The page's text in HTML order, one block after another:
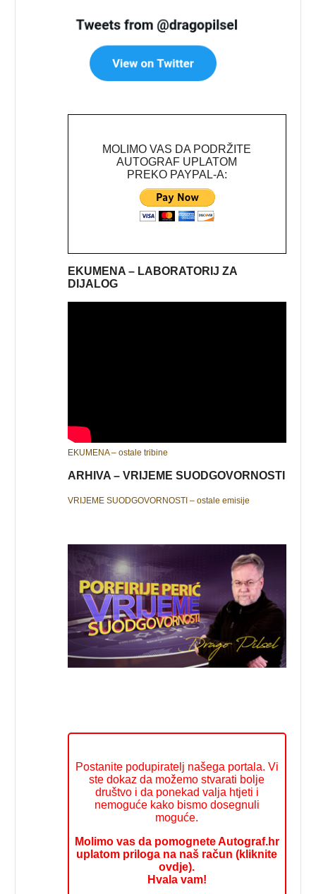
MOLIMO VAS DA PODRŽITE
AUTOGRAF UPLATOM
PREKO PAYPAL-A:
EKUMENA – LABORATORIJ ZA
DIJALOG
EKUMENA – ostale tribine
ARHIVA – VRIJEME SUODGOVORNOSTI
VRIJEME SUODGOVORNOSTI – ostale emisije
Postanite podupiratelj našega portala. Vi
ste dokaz da možemo stvarati bolje
društvo i da ponekad valja htjeti i
nemoguće kako bismo dosegnuli
moguće.
Molimo vas da pomognete Autograf.hr
uplatom priloga na naš račun (kliknite
ovdje).
Hvala vam!